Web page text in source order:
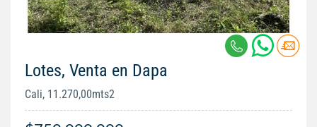
Lotes, Venta en Dapa
Cali, 11.270,00mts2